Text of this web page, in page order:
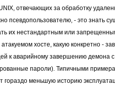
отвечающих за обработку
псевдопользователю, - это знать
их нестандартным или
хосте, какую конкретно -
к аварийному завершению демона
пароли). Типичными
меньшую историю